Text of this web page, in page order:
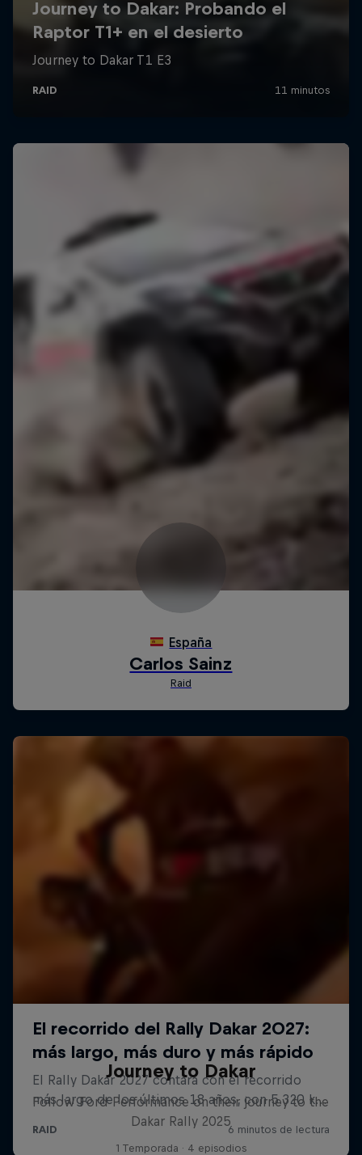
Journey to Dakar
Follow Ford Performance on their journey to the
Dakar Rally 2025
1 Temporada · 4 episodios